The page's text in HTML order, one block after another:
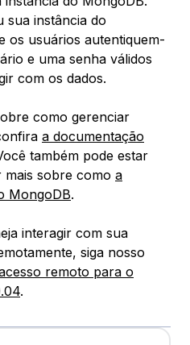
sua instância do
os usuários autentiquem-
e uma senha válidos
com os dados.
como gerenciar
a documentação
também pode estar
mais sobre como a
MongoDB.
interagir com sua
siga nosso
remoto para o
.